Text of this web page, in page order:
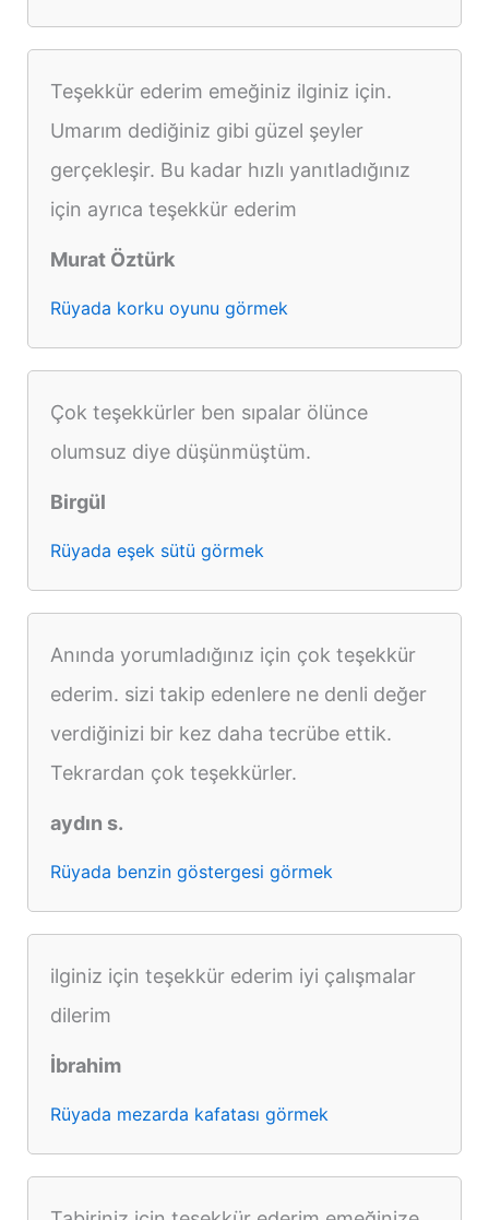
Teşekkür ederim emeğiniz ilginiz için.
Umarım dediğiniz gibi güzel şeyler
gerçekleşir. Bu kadar hızlı yanıtladığınız
için ayrıca teşekkür ederim
Murat Öztürk
Rüyada korku oyunu görmek
Çok teşekkürler ben sıpalar ölünce
olumsuz diye düşünmüştüm.
Birgül
Rüyada eşek sütü görmek
Anında yorumladığınız için çok teşekkür
ederim. sizi takip edenlere ne denli değer
verdiğinizi bir kez daha tecrübe ettik.
Tekrardan çok teşekkürler.
aydın s.
Rüyada benzin göstergesi görmek
ilginiz için teşekkür ederim iyi çalışmalar
dilerim
İbrahim
Rüyada mezarda kafatası görmek